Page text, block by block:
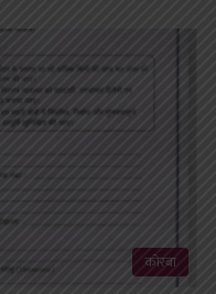
कोरबा